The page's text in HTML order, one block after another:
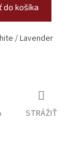
do košíka
/ Lavender
STRÁŽIŤ